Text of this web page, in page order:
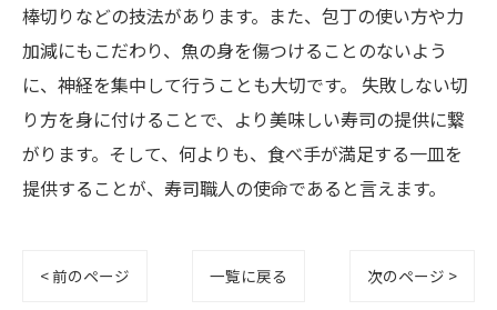
棒切りなどの技法があります。また、包丁の使い方や力
加減にもこだわり、魚の身を傷つけることのないよう
に、神経を集中して行うことも大切です。 失敗しない切
り方を身に付けることで、より美味しい寿司の提供に繋
がります。そして、何よりも、食べ手が満足する一皿を
提供することが、寿司職人の使命であると言えます。
< 前のページ 一覧に戻る 次のページ >